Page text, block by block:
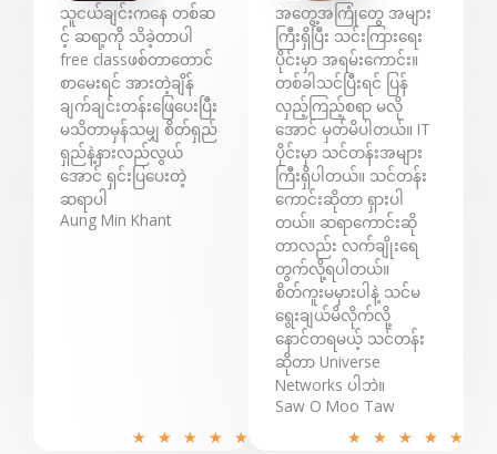
သူငယ်ချင်းကနေ တစ်ဆ
င့် ဆရာ့ကို သိခဲ့တာပါ
free classဖစ်တာတောင်
စာမေးရင် အားတဲ့ချိန်
ချက်ချင်းတန်းဖြေပေးပြီး
မသိတာမှန်သမျှ စိတ်ရှည်
ရှည်နဲ့နားလည်လွယ်
အောင် ရှင်းပြပေးတဲ့
ဆရာပါ
★ ★ ★ ★ ★
Aung Min Khant
အတွေ့အကြုံတွေ အများ
ကြီးရှိပြီး သင်းကြားရေး
ပိုင်းမှာ အရမ်းကောင်း။
တစ်ခါသင်ပြီးရင် ပြန်
လှည့်ကြည့်စရာ မလို
အောင် မှတ်မိပါတယ်။ IT
ပိုင်းမှာ သင်တန်းအများ
ကြီးရှိပါတယ်။ သင်တန်း
ကောင်းဆိုတာ ရှားပါ
တယ်။ ဆရာကောင်းဆို
တာလည်း လက်ချိုးရေ
တွက်လို့ရပါတယ်။
စိတ်ကူးမမှားပါနဲ့ သင်မ
ရွေးချယ်မိလိုက်လို့
နောင်တရမယ့် သင်တန်း
ဆိုတာ Universe
Networks ပါဘဲ။
Saw O Moo Taw
★ ★ ★ ★ ★